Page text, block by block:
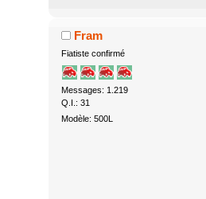
Fram
Fiatiste confirmé
Messages: 1.219
Q.I.: 31
Modèle: 500L